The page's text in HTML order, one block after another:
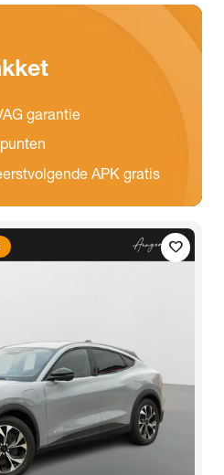
garantie
APK gratis
favorite